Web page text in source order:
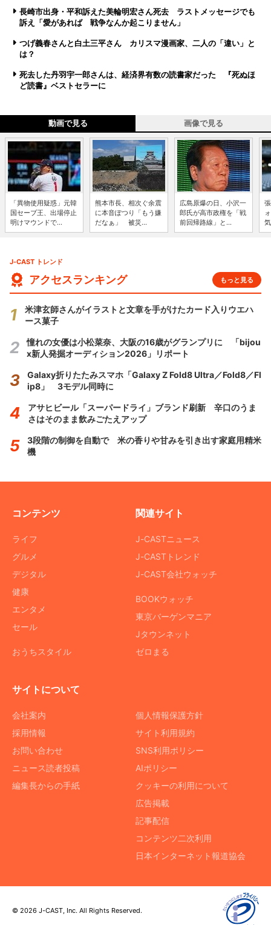
長崎市出身・平和訴えた美輪明宏さん死去 ラストメッセージでも
訴え「愛があれば 戦争なんか起こりません」
つげ義春さんと白土三平さん カリスマ漫画家、二人の「違い」と
は？
死去した丹羽宇一郎さんは、経済界有数の読書家だった 『死ぬほ
ど読書』ベストセラーに
動画で見る 画像で見る
「異物使用疑惑」元韓
国セーブ王、出場停止
明けマウンドで...
熊本市長、相次ぐ余震
に本音ぽつり「もう嫌
だなぁ」 被災...
広島原爆の日、小沢一
郎氏が高市政権を「戦
前回帰路線」と...
J-CAST トレンド
アクセスランキング もっと見る
米津玄師さんがイラストと文章を手がけたカード入りウエハ
ース菓子
憧れの女優は小松菜奈、大阪の16歳がグランプリに 「bijou
x新人発掘オーディション2026」リポート
Galaxy折りたたみスマホ「Galaxy Z Fold8 Ultra／Fold8／Fl
ip8」 3モデル同時に
アサヒビール「スーパードライ」ブランド刷新 辛口のうま
さはそのまま飲みごたえアップ
3段階の制御を自動で 米の香りや甘みを引き出す家庭用精米
機
コンテンツ
ライフ
グルメ
デジタル
健康
エンタメ
セール
おうちスタイル
関連サイト
J-CASTニュース
J-CASTトレンド
J-CAST会社ウォッチ
BOOKウォッチ
東京バーゲンマニア
Jタウンネット
ゼロまる
サイトについて
会社案内
採用情報
お問い合わせ
ニュース読者投稿
編集長からの手紙
個人情報保護方針
サイト利用規約
SNS利用ポリシー
AIポリシー
クッキーの利用について
広告掲載
記事配信
コンテンツ二次利用
日本インターネット報道協会
© 2026 J-CAST, Inc. All Rights Reserved.